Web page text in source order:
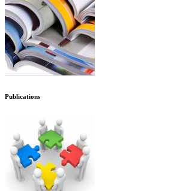
Publications